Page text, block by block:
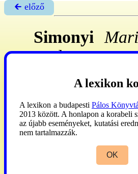
🡰 előző
Simonyi
Bodrog vm.,
tanár. -
tett, VII. 2:
Egerben
házgondnok
Baján gimn.
A lexikon
A lexikon a budapesti Pálos
2013 között. A honlapon a korabeli
az újabb eseményeket, kutatási
nem tartalmazzák.
OK